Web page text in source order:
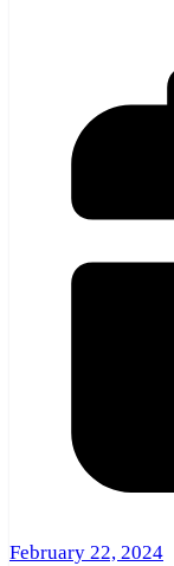
February 22, 2024